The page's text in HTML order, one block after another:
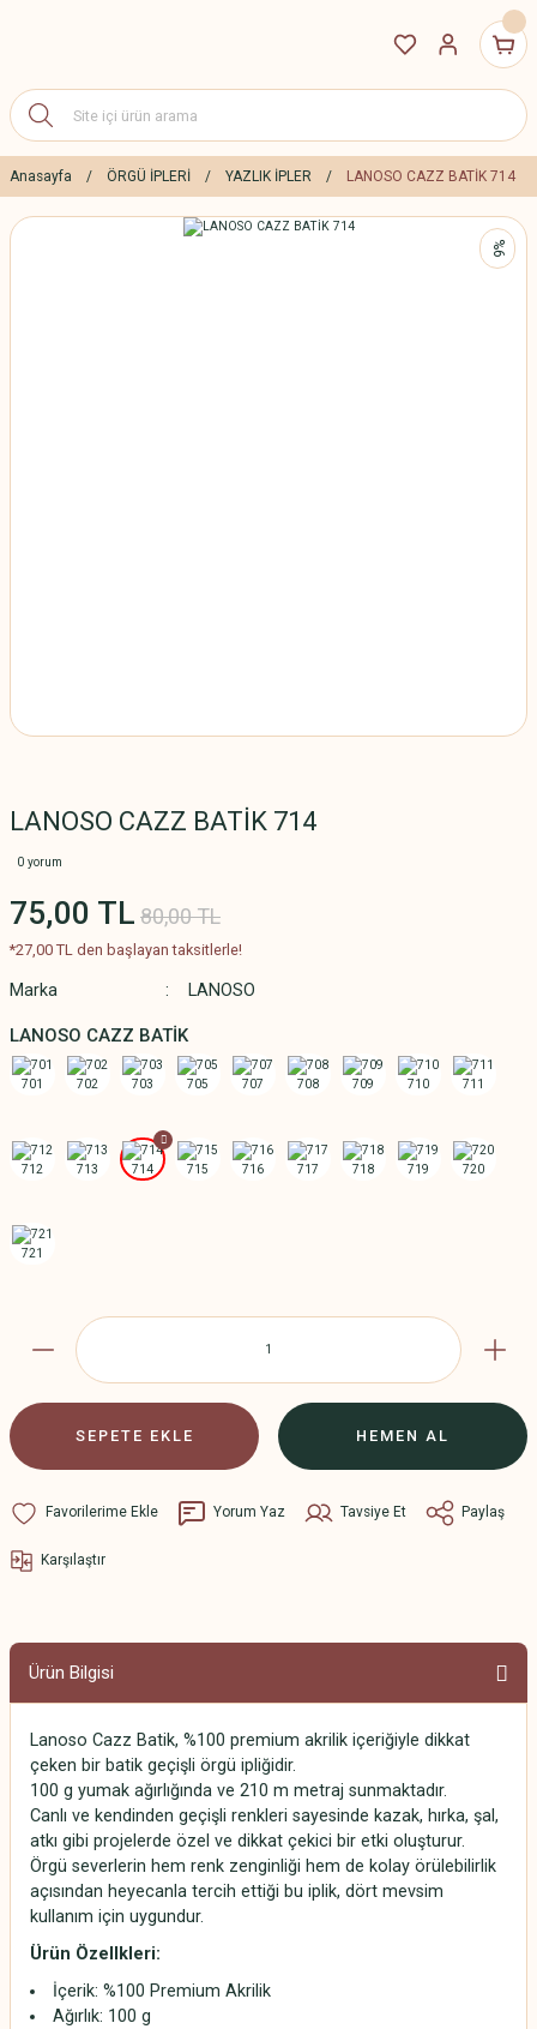
Anasayfa ÖRGÜ İPLERİ YAZLIK İPLER LANOSO CAZZ BATİK 714
%6
LANOSO CAZZ BATİK 714
0 yorum
75,00 TL 80,00 TL
*27,00 TL den başlayan taksitlerle!
Marka LANOSO
LANOSO CAZZ BATİK
SEPETE EKLE HEMEN AL
Yorum Yaz Tavsiye Et Paylaş
Karşılaştır
Ürün Bilgisi
Lanoso Cazz Batik, %100 premium akrilik içeriğiyle dikkat
çeken bir batik geçişli örgü ipliğidir.
100 g yumak ağırlığında ve 210 m metraj sunmaktadır.
Canlı ve kendinden geçişli renkleri sayesinde kazak, hırka, şal,
atkı gibi projelerde özel ve dikkat çekici bir etki oluşturur.
Örgü severlerin hem renk zenginliği hem de kolay örülebilirlik
açısından heyecanla tercih ettiği bu iplik, dört mevsim
kullanım için uygundur.
Ürün Özellkleri:
İçerik: %100 Premium Akrilik
Ağırlık: 100 g